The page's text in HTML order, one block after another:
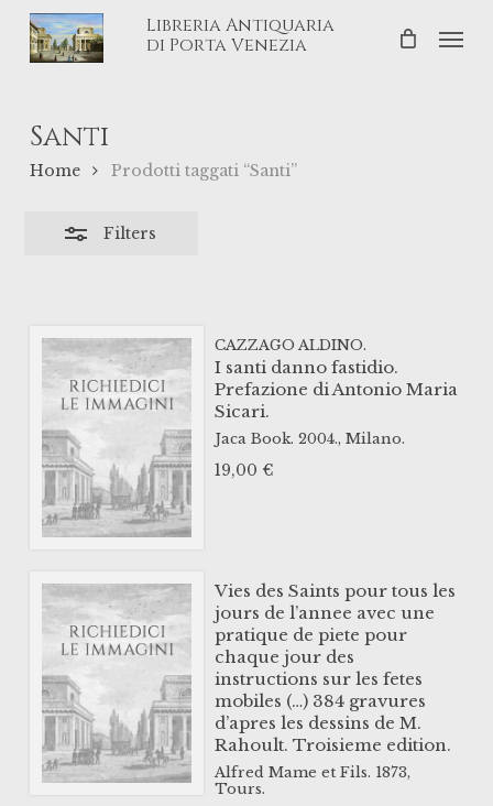
Skip
Libreria Antiquaria
di Porta Venezia
Santi
Home Prodotti taggati “Santi”
Filters
CAZZAGO ALDINO.
I santi danno fastidio.
Prefazione di Antonio Maria
Sicari.
Jaca Book. 2004., Milano.
19,00 €
Vies des Saints pour tous les
jours de l’annee avec une
pratique de piete pour
chaque jour des
instructions sur les fetes
mobiles (…) 384 gravures
d’apres les dessins de M.
Rahoult. Troisieme edition.
Alfred Mame et Fils. 1873,
Tours.
Close